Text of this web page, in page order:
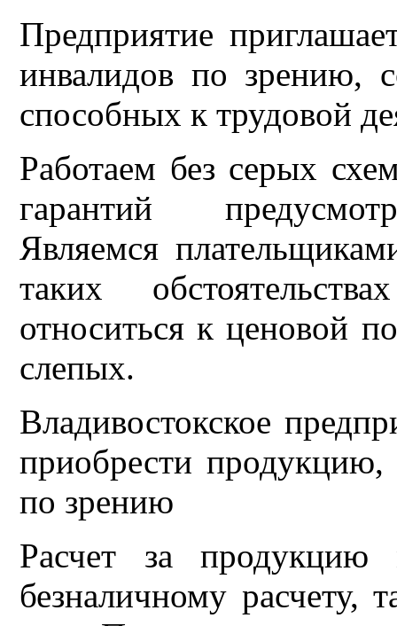
Предприятие
инвалидов по зрению,
способных к трудовой
Работаем без серых
гарантий
Являемся
таких
относиться к ценовой
слепых.
Владивостокское
приобрести
по зрению
Расчет за
безналичному расчету,